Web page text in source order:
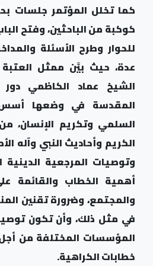
كما تخلل المؤتمر جلسات
كوكبة من الباحثين، وفتح
للحوار وطرح الأسئلة
عدة، حيث بيَّن ممثل
الشيخ عماد الكاظمي دور
المقدسة في وضعها أسس
السلمي وتكريم الإنسان،
الكريم وأحاديث النبي وآله
وتوصيات المرجعية الدينية
أهمية الخطاب والقائمة
والمجتمع، وضرورة تقنين
في مثل ذلك، وأن تكون
المؤسسات المختلفة من
خطابات الكراهية.